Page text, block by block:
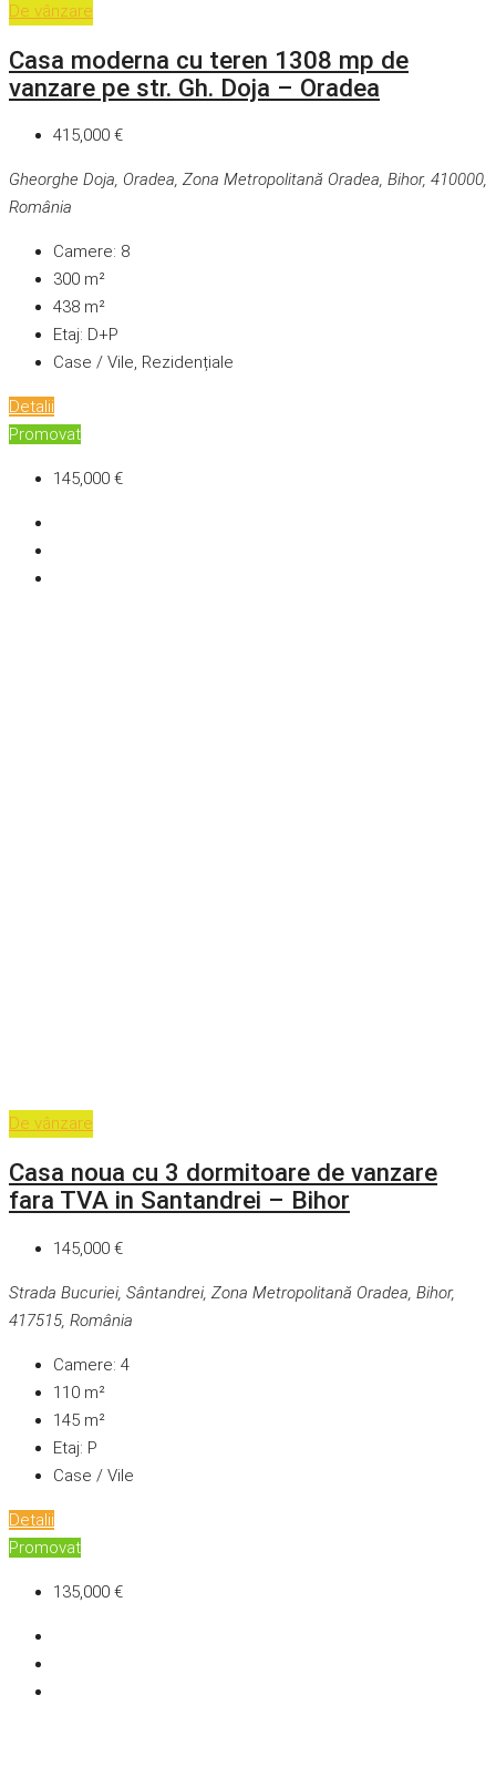
De vânzare
Casa moderna cu teren 1308 mp de
vanzare pe str. Gh. Doja – Oradea
415,000 €
Gheorghe Doja, Oradea, Zona Metropolitană Oradea, Bihor, 410000,
România
Camere: 8
300 m²
438 m²
Etaj: D+P
Case / Vile, Rezidențiale
Detalii
Promovat
145,000 €
De vânzare
Casa noua cu 3 dormitoare de vanzare
fara TVA in Santandrei – Bihor
145,000 €
Strada Bucuriei, Sântandrei, Zona Metropolitană Oradea, Bihor,
417515, România
Camere: 4
110 m²
145 m²
Etaj: P
Case / Vile
Detalii
Promovat
135,000 €